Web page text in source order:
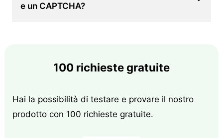
e un CAPTCHA?
100 richieste gratuite
Hai la possibilità di testare e provare il nostro
prodotto con 100 richieste gratuite.